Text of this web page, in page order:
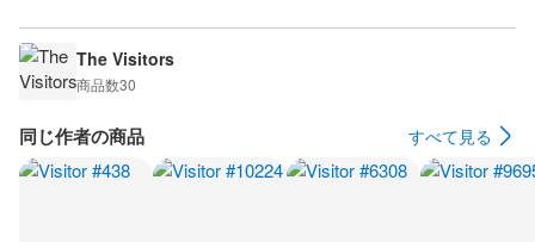
The Visitors
商品数30
同じ作者の商品 すべて見る